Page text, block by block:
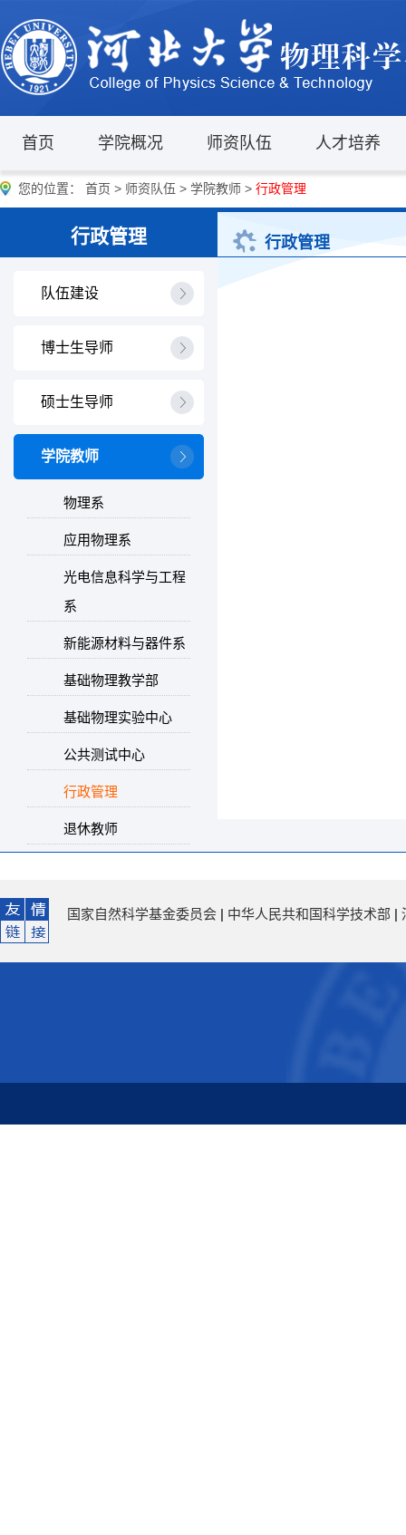
首页 学院概况 师资队伍 人才培养
您的位置： 首页 > 师资队伍 > 学院教师 > 行政管理
行政管理
队伍建设
博士生导师
硕士生导师
学院教师
物理系
应用物理系
光电信息科学与工程
系
新能源材料与器件系
基础物理教学部
基础物理实验中心
公共测试中心
行政管理
退休教师
行政管理
国家自然科学基金委员会 | 中华人民共和国科学技术部 |